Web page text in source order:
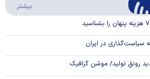
Video
بیشتر
سیاست‌گذاری در ایران
رونق تولید/ موشن گرافیک